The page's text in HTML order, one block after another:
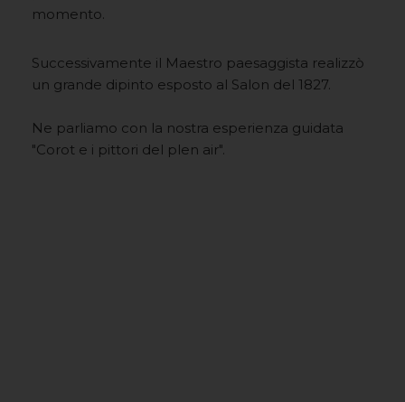
momento.
Successivamente il Maestro paesaggista realizzò
un grande dipinto esposto al Salon del 1827.
Ne parliamo con la nostra esperienza guidata
"Corot e i pittori del plen air".